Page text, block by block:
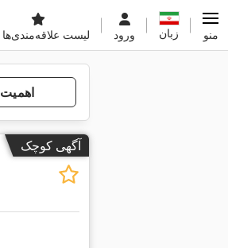
لیست علاقه‌مندی‌ها ورود زبان منو
اهمیت
آگهی کوچک